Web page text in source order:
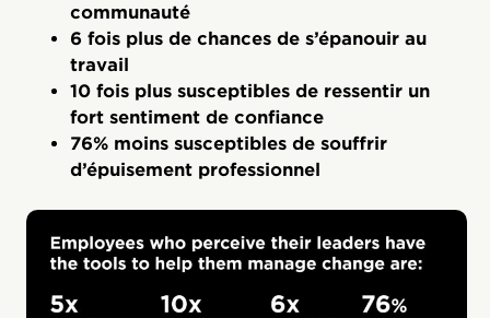
communauté
6 fois plus de chances de s’épanouir au
travail
10 fois plus susceptibles de ressentir un
fort sentiment de confiance
76% moins susceptibles de souffrir
d’épuisement professionnel